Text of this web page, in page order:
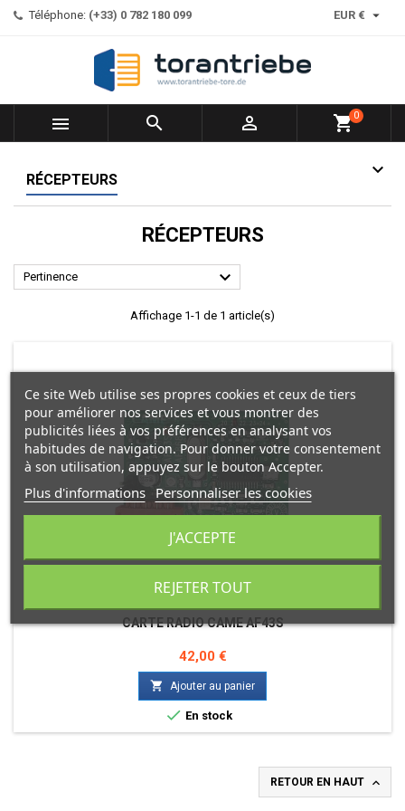
Téléphone: (+33) 0 782 180 099 EUR € 
   shopping_cart0
RÉCEPTEURS
RÉCEPTEURS
Pertinence 
Affichage 1-1 de 1 article(s)
CARTE RADIO CAME AF43S
Prix
42,00 €
 Ajouter au panier
 En stock
RETOUR EN HAUT 
Ce site Web utilise ses propres cookies et ceux de tiers
pour améliorer nos services et vous montrer des
publicités liées à vos préférences en analysant vos
habitudes de navigation. Pour donner votre consentement
à son utilisation, appuyez sur le bouton Accepter.
Plus d'informations Personnaliser les cookies
REJETER TOUT
J'ACCEPTE